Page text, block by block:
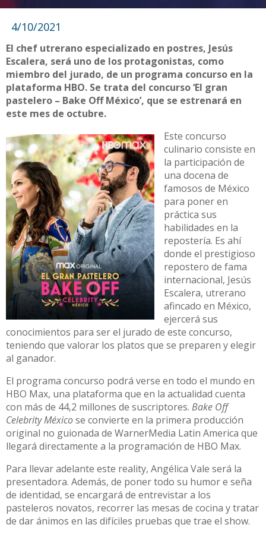
4/10/2021
El chef utrerano especializado en postres, Jesús
Escalera, será uno de los protagonistas, como
miembro del jurado, de un programa concurso en la
plataforma HBO. Se trata del concurso ‘El gran
pastelero – Bake Off México’, que se estrenará en
este mes de octubre.
Este concurso
culinario consiste en
la participación de
una docena de
famosos de México
para poner en
práctica sus
habilidades en la
repostería. Es ahí
donde el prestigioso
repostero de fama
internacional, Jesús
Escalera, utrerano
afincado en México,
ejercerá sus
conocimientos para ser el jurado de este concurso,
teniendo que valorar los platos que se preparen y elegir
al ganador.
El programa concurso podrá verse en todo el mundo en
HBO Max, una plataforma que en la actualidad cuenta
con más de 44,2 millones de suscriptores. Bake Off
Celebrity Méxicose convierte en la primera producción
original no guionada de WarnerMedia Latin America que
llegará directamente a la programación de HBO Max.
Para llevar adelante este reality, Angélica Vale será la
presentadora. Además, de poner todo su humor e seña
de identidad, se encargará de entrevistar a los
pasteleros novatos, recorrer las mesas de cocina y tratar
de dar ánimos en las difíciles pruebas que trae el show.